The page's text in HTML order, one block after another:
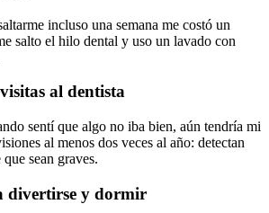
incluso una semana me costó un
salto el hilo dental y uso un lavado con
al dentista
sentí que algo no iba bien, aún tendría mi
al menos dos veces al año: detectan
sean graves.
divertirse y dormir